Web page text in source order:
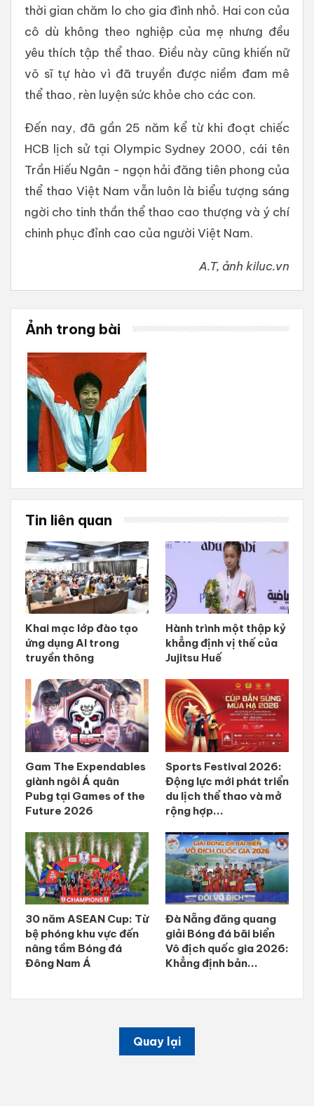
thời gian chăm lo cho gia đình nhỏ. Hai con của
cô dù không theo nghiệp của mẹ nhưng đều
yêu thích tập thể thao. Điều này cũng khiến nữ
võ sĩ tự hào vì đã truyền được niềm đam mê
thể thao, rèn luyện sức khỏe cho các con.
Đến nay, đã gần 25 năm kể từ khi đoạt chiếc
HCB lịch sử tại Olympic Sydney 2000, cái tên
Trần Hiếu Ngân - ngọn hải đăng tiên phong của
thể thao Việt Nam vẫn luôn là biểu tượng sáng
ngời cho tinh thần thể thao cao thượng và ý chí
chinh phục đỉnh cao của người Việt Nam.
A.T, ảnh kiluc.vn
Ảnh trong bài
Tin liên quan
Khai mạc lớp đào tạo
ứng dụng AI trong
truyền thông
Hành trình một thập kỷ
khẳng định vị thế của
Jujitsu Huế
Gam The Expendables
giành ngôi Á quân
Pubg tại Games of the
Future 2026
Sports Festival 2026:
Động lực mới phát triển
du lịch thể thao và mở
rộng hợp...
30 năm ASEAN Cup: Từ
bệ phóng khu vực đến
nâng tầm Bóng đá
Đông Nam Á
Đà Nẵng đăng quang
giải Bóng đá bãi biển
Vô địch quốc gia 2026:
Khẳng định bản...
Quay lại